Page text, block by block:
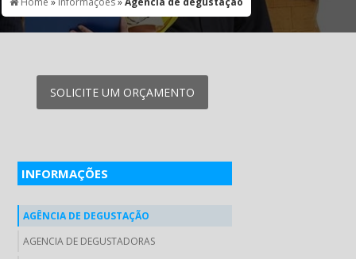
SOLICITE UM ORÇAMENTO
INFORMAÇÕES
AGÊNCIA DE DEGUSTAÇÃO
AGENCIA DE DEGUSTADORAS